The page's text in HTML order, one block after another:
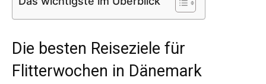
Die besten Reiseziele für
Flitterwochen in Dänemark